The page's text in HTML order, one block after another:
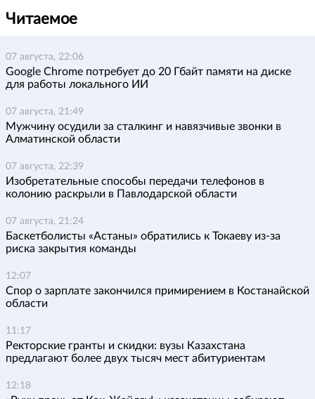
Читаемое
07 августа, 22:06
Google Chrome потребует до 20 Гбайт памяти на диске
для работы локального ИИ
07 августа, 21:49
Мужчину осудили за сталкинг и навязчивые звонки в
Алматинской области
07 августа, 22:39
Изобретательные способы передачи телефонов в
колонию раскрыли в Павлодарской области
07 августа, 21:24
Баскетболисты «Астаны» обратились к Токаеву из-за
риска закрытия команды
12:07
Спор о зарплате закончился примирением в Костанайской
области
11:17
Ректорские гранты и скидки: вузы Казахстана
предлагают более двух тысяч мест абитуриентам
12:18